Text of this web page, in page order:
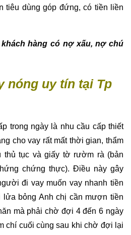
tiêu dùng góp đứng, có tiền liền
hàng có nợ xấu, nợ chú
nóng uy tín tại Tp
trong ngày là nhu cầu cấp thiết
cho vay rất mất thời gian, thẩm
thủ tục và giấy tờ rườm rà (bản
chứng thực). Điều này gây
đi vay muốn vay nhanh tiền
lửa bỏng Anh chị cần mượn tiền
mà phải chờ đợi 4 đến 6 ngày
chí cuối cùng sau khi chờ đợi lại